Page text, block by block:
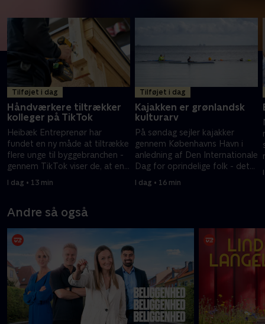
Tilføjet i dag
Håndværkere tiltrækker
kolleger på TikTok
Heibæk Entreprenør har
fundet en ny måde at tiltrække
flere unge til byggebranchen -
gennem TikTok viser de, at en
fællesskab og humor.
I dag • 13 min
Tilføjet i dag
Kajakken er grønlandsk
kulturarv
På søndag sejler kajakker
gennem Københavns Havn i
anledning af Den Internationale
Dag for oprindelige folk - det
grønlandsk kulturarv.
I dag • 16 min
Andre så også